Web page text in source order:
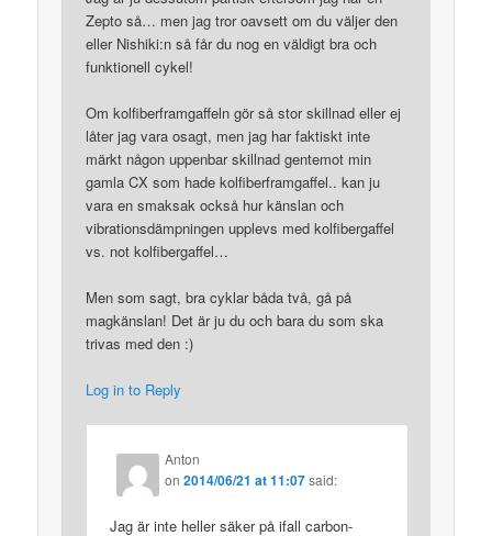
Zepto så… men jag tror oavsett om du väljer den
eller Nishiki:n så får du nog en väldigt bra och
funktionell cykel!
Om kolfiberframgaffeln gör så stor skillnad eller ej
låter jag vara osagt, men jag har faktiskt inte
märkt någon uppenbar skillnad gentemot min
gamla CX som hade kolfiberframgaffel.. kan ju
vara en smaksak också hur känslan och
vibrationsdämpningen upplevs med kolfibergaffel
vs. not kolfibergaffel…
Men som sagt, bra cyklar båda två, gå på
magkänslan! Det är ju du och bara du som ska
trivas med den :)
Log in to Reply
Anton
on2014/06/21 at 11:07 said:
Jag är inte heller säker på ifall carbon-